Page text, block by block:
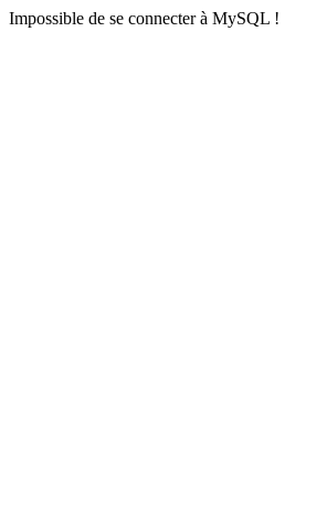
Impossible de se connecter à MySQL !